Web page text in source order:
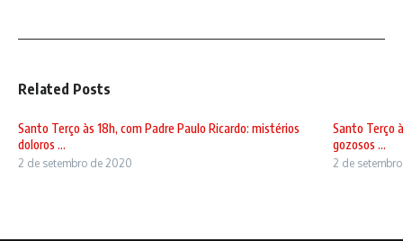
Related Posts
Santo Terço às 18h, com Padre Paulo Ricardo: mistérios
doloros ...
2 de setembro de 2020
Santo Terço
gozosos ...
2 de